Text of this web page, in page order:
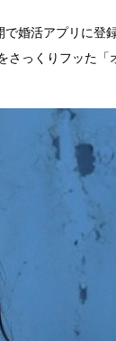
婚活アプリに
っくりフッた